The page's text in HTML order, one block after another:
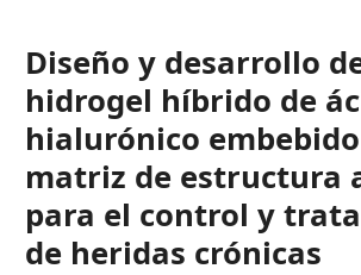
Diseño y desarrollo
hidrogel híbrido de
hialurónico
matriz de estructura
para el control y
de heridas crónicas